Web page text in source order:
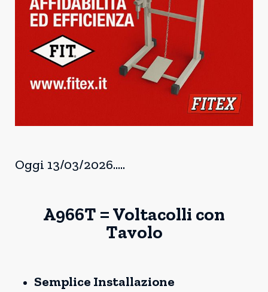
Oggi 13/03/2026.....
A966T = Voltacolli con
Tavolo
Semplice Installazione